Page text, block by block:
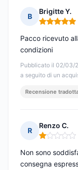
B
Brigitte Y.
Nota: 5 su 5
Pubblicato il 02/03/
a seguito di un
Pacco ricevuto
condizioni
Recensione
R
Renzo C.
Nota: 1 su 5
Non sono
consegna